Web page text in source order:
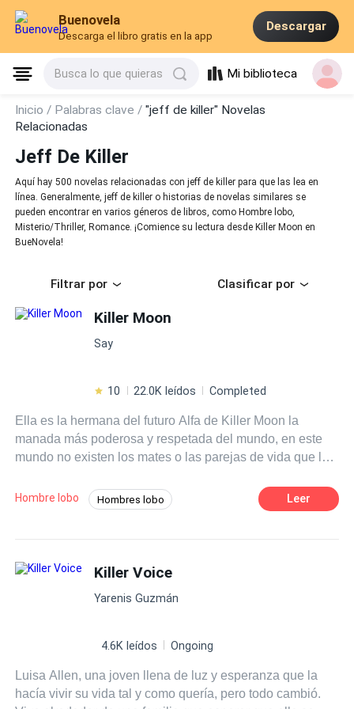
Buenovela
Descarga el libro gratis en la app
Descargar
Busca lo que quieras Mi biblioteca
Inicio / Palabras clave /"jeff de killer" Novelas
Relacionadas
Jeff De Killer
Aquí hay 500 novelas relacionadas con jeff de killer para que las lea en
línea. Generalmente, jeff de killer o historias de novelas similares se
pueden encontrar en varios géneros de libros, como Hombre lobo,
Misterio/Thriller, Romance. ¡Comience su lectura desde Killer Moon en
BueNovela!
Filtrar por Clasificar por
Killer Moon
Say
10 22.0K leídos Completed
Ella es la hermana del futuro Alfa de Killer Moon la
manada más poderosa y respetada del mundo, en este
mundo no existen los mates o las parejas de vida que les
Hombre lobo Hombres lobo Leer
Killer Voice
Yarenis Guzmán
4.6K leídos Ongoing
Luisa Allen, una joven llena de luz y esperanza que la
hacía vivir su vida tal y como quería, pero todo cambió.